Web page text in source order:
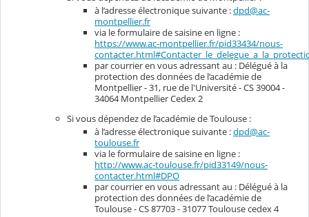
à l’adresse électronique suivante :dpd@ac-
montpellier.fr
via le formulaire de saisine en ligne :
https://www.ac-montpellier.fr/pid33434/nous-
par courrier en vous adressant au : Délégué à la
protection des données de l’académie de
Montpellier - 31, rue de l'Université - CS 39004 -
34064 Montpellier Cedex 2
Si vous dépendez de l’académie de Toulouse :
à l’adresse électronique suivante :dpd@ac-
toulouse.fr
via le formulaire de saisine en ligne :
http://www.ac-toulouse.fr/pid33149/nous-
contacter.html#DPO
par courrier en vous adressant au : Délégué à la
protection des données de l’académie de
Toulouse - CS 87703 - 31077 Toulouse cedex 4